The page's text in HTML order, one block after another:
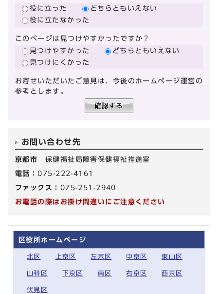
役に立った
どちらともいえない
役に立たなかった
このページは見つけやすかったですか？
見つけやすかった
どちらともいえない
見つけにくかった
お寄せいただいたご意見は、今後のホームページ運営の
参考とします。
お問い合わせ先
京都市 保健福祉局障害保健福祉推進室
電話：075-222-4161
ファックス： 075-251-2940
お電話の際はお掛け間違いにご注意ください
区役所ホームページ
北区 上京区 左京区 中京区 東山区
山科区 下京区 南区 右京区 西京区
伏見区